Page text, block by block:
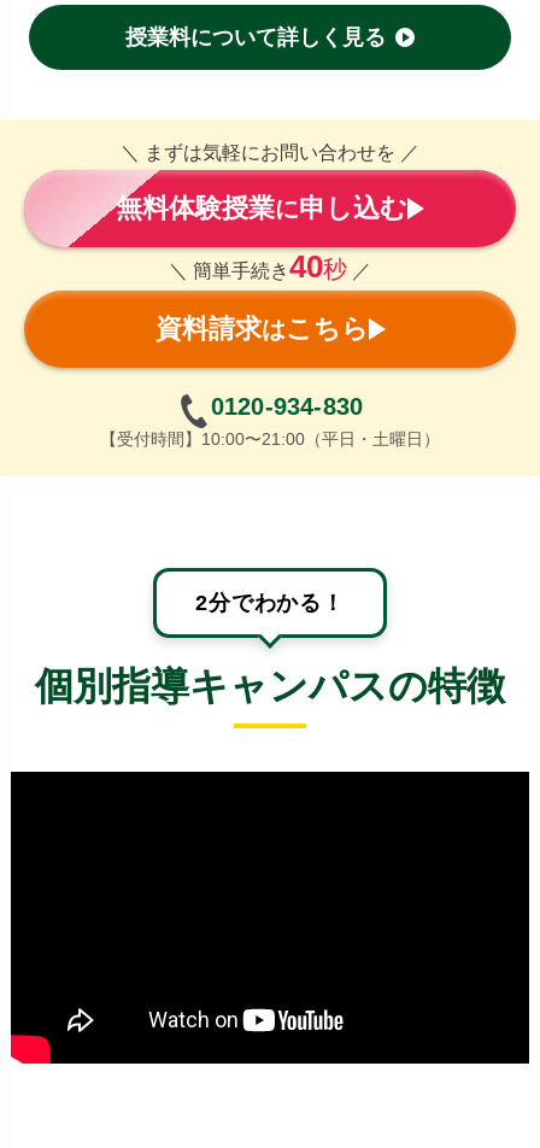
授業料について詳しく見る
＼ まずは気軽にお問い合わせを ／
無料体験授業に申し込む
＼ 簡単手続き40秒 ／
資料請求はこちら
0120-934-830
【受付時間】10:00〜21:00（平日・土曜日）
2分でわかる！
個別指導キャンパスの特徴